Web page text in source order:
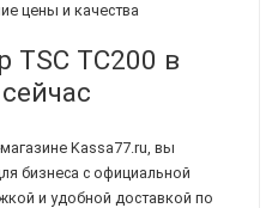
цены и качества
TSC TC200 в
Kassa77.ru, вы
бизнеса с официальной
и удобной доставкой по